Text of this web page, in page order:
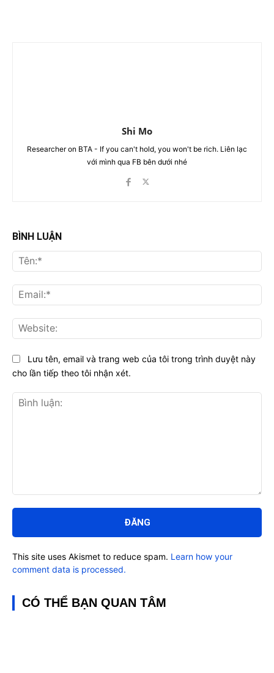
Shi Mo
Researcher on BTA - If you can't hold, you won't be rich. Liên lạc
với mình qua FB bên dưới nhé
BÌNH LUẬN
luận:
Lưu tên, email và trang web của tôi trong trình duyệt này
cho lần tiếp theo tôi nhận xét.
This site uses Akismet to reduce spam. Learn how your
comment data is processed.
CÓ THỂ BẠN QUAN TÂM